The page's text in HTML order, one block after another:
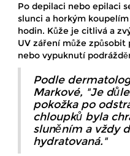
Po depilaci nebo epilaci
slunci a horkým
hodin. Kůže je citlivá a
UV záření může
nebo vypuknutí
Podle
Markové, "Je
pokožka po
chloupků byla
sluněním a vždy
hydratovaná."